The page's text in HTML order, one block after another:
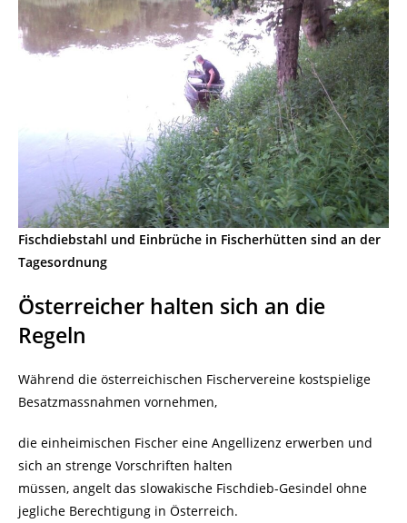
Fischdiebstahl und Einbrüche in Fischerhütten sind an der
Tagesordnung
Österreicher halten sich an die
Regeln
Während die österreichischen Fischervereine kostspielige
Besatzmassnahmen vornehmen,
die einheimischen Fischer eine Angellizenz erwerben und
sich an strenge Vorschriften halten
müssen, angelt das slowakische Fischdieb-Gesindel ohne
jegliche Berechtigung in Österreich.